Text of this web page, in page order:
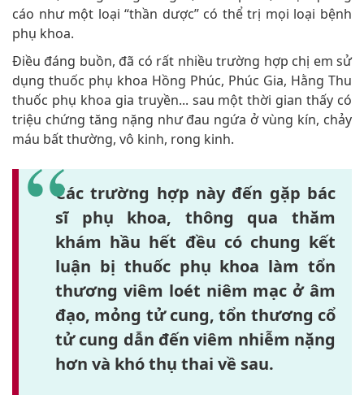
cáo như một loại “thần dược” có thể trị mọi loại bệnh
phụ khoa.
Điều đáng buồn, đã có rất nhiều trường hợp chị em sử
dụng thuốc phụ khoa Hồng Phúc, Phúc Gia, Hằng Thu
thuốc phụ khoa gia truyền... sau một thời gian thấy có
triệu chứng tăng nặng như đau ngứa ở vùng kín, chảy
máu bất thường, vô kinh, rong kinh.
Các trường hợp này đến gặp bác
sĩ phụ khoa, thông qua thăm
khám hầu hết đều có chung kết
luận bị thuốc phụ khoa làm tổn
thương viêm loét niêm mạc ở âm
đạo, mỏng tử cung, tổn thương cổ
tử cung dẫn đến viêm nhiễm nặng
hơn và khó thụ thai về sau.